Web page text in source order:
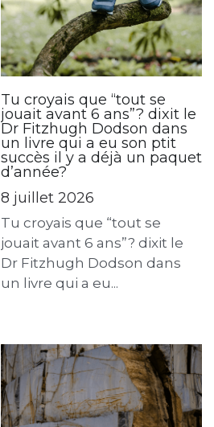
Tu croyais que “tout se
jouait avant 6 ans”? dixit le
Dr Fitzhugh Dodson dans
un livre qui a eu son ptit
succès il y a déjà un paquet
d’année?
8 juillet 2026
Tu croyais que “tout se
un livre qui a eu...